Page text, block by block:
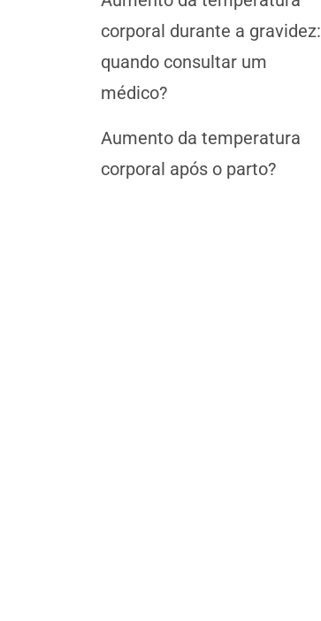
corporal durante a gravidez:
quando consultar um
médico?
Aumento da temperatura
corporal após o parto?